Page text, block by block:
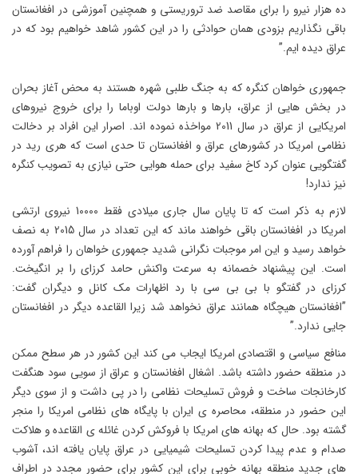
ده هزار نیرو را برای مقاصد ضد تروریستی و همچنین آموزشی در افغانستان
باقی نگذاریم بزودی همان حوادثی را در این کشور شاهد خواهیم بود که در
عراق دیده ایم.”
جمهوری خواهان کنگره که به جنگ طلبی شهره هستند به محض آغاز بحران
در بخش هایی از عراق، بارها و بارها دولت اوباما را برای خروج نیروهای
امریکایی از عراق در سال 2011 مواخذه نموده اند. اصرار این افراد بر دخالت
نظامی امریکا در کشورهای عراق و افغانستان تا حدی است که هری رید در
گفتگویی عنوان کرد کاخ سفید برای حمله هوایی حتی نیازی به تصویب کنگره
نیز ندارد!
لازم به ذکر است که تا پایان سال جاری میلادی فقط 10000 نیروی ارتشی
امریکا در افغانستان باقی خواهند ماند که این تعداد در سال 2015 به نصف
خواهد رسید و این امر موجبات نگرانی شدید جمهوری خواهان را فراهم آورده
است. این پیشنهاد خصمانه به سرعت واکنش حامد کرزای را بر انگیخت.
کرزای در گفتگو با بی بی سی با رد اظهارات مک کانل و دیگران گفت:
”افغانستان هیچگاه همانند عراق نخواهد شد زیرا القاعده دیگر در افغانستان
جایی ندارد.”
منافع سیاسی و اقتصادی امریکا ایجاب می کند این کشور در هر سطح ممکن
در منطقه حضور داشته باشد. اشغال افغانستان و عراق از سویی سود هنگفت
کارخانجات ساخت و فروش تسلیحات نظامی را در پی داشت و از سوی دیگر
این حضور در منطقه، محاصره ی ایران با پایگاه های نظامی امریکا را منجر
گشته بود. حال که بهانه های امریکا با فروکش کردن غائله ی القاعده و هلاکت
صدام و عدم پیدا کردن تسلیحات شیمیایی در عراق پایان یافته اند، آشوب
های جدید منطقه بهانه خوبی برای این کشور برای حضور مجدد در اطراف